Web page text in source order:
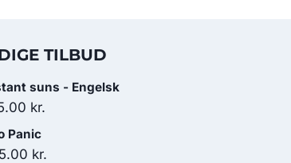
TILBUD
suns - Engelsk
kr.
Panic
kr.